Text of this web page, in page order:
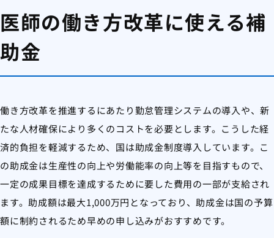
医師の働き方改革に使える補
助金
働き方改革を推進するにあたり勤怠管理システムの導入や、新
たな人材確保により多くのコストを必要とします。こうした経
済的負担を軽減するため、国は助成金制度導入しています。こ
の助成金は生産性の向上や労働能率の向上等を目指すもので、
一定の成果目標を達成するために要した費用の一部が支給され
ます。助成額は最大1,000万円となっており、助成金は国の予算
額に制約されるため早めの申し込みがおすすめです。